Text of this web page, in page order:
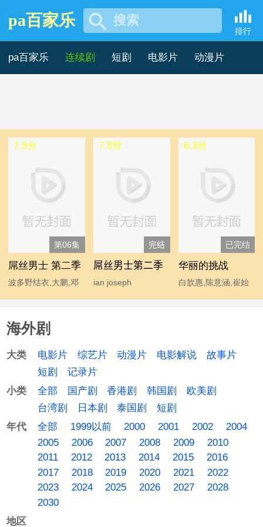
2003年海外剧 -pa百家乐
pa百家乐 搜索
排行
pa百家乐 连续剧 短剧 电影片 动漫片
第06集
7.5分
屌丝男士 第二季
波多野结衣,大鹏,邓
超,宫睿,韩寒,贾玲,姜
马丽,汤唯,王小利,王
学兵,王学圻,温兆伦,
德,于嘉,袁成杰
完结
7.5分
屌丝男士第二季
ian joseph
somerhalder,mc石
林志玲 chiling lin,柳
已完结
6.3分
华丽的挑战
白歆惠,陈意涵,崔始
源,金勤,李东海,许玮
海外剧
大类 电影片 综艺片 动漫片 电影解说
故事片
短剧
记录片
小类
全部 国产剧 香港剧 韩国剧
欧美剧
台湾剧
日本剧 泰国剧
短剧
年代
全部 1999以前 2000 2001 2002
2004
2005
2006 2007 2008 2009
2010
2011
2012 2013 2014 2015
2016
2017
2018 2019 2020 2021
2022
2023
2024 2025 2026 2027
2028
2030
地区